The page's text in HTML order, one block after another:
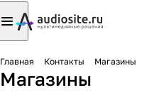
Главная Контакты Магазины
Магазины